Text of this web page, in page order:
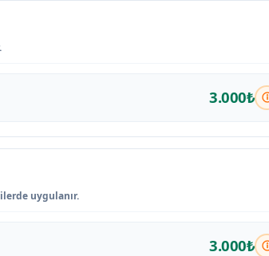
3.000₺
uygulanır.
3.000₺